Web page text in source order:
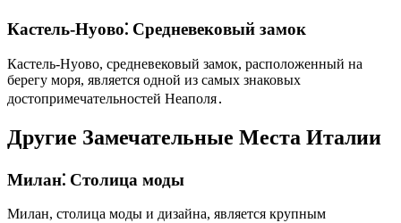
Кастель-Нуово⁚ Средневековый замок
Кастель-Нуово, средневековый замок, расположенный на
берегу моря, является одной из самых знаковых
достопримечательностей Неаполя․
Другие Замечательные Места Италии
Милан⁚ Столица моды
Милан, столица моды и дизайна, является крупным